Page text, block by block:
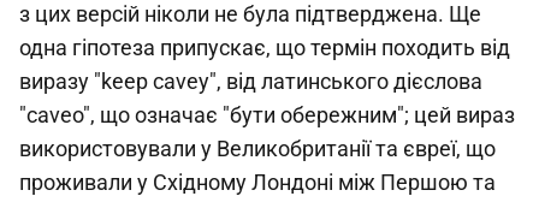
з цих версій ніколи не була підтверджена. Ще
одна гіпотеза припускає, що термін походить від
виразу "keep cavey", від латинського дієслова
"caveo", що означає "бути обережним"; цей вираз
використовували у Великобританії та євреї, що
проживали у Східному Лондоні між Першою та